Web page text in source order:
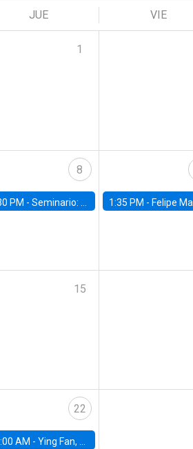
JUE VIE
1
8
PM -Seminario: “Recuperando la humanidad para progresar en la era de la IA» 1:35 PM - Felipe Martínez, alumno Doctorado en
15
22
AM -Ying Fan, University of Michigan